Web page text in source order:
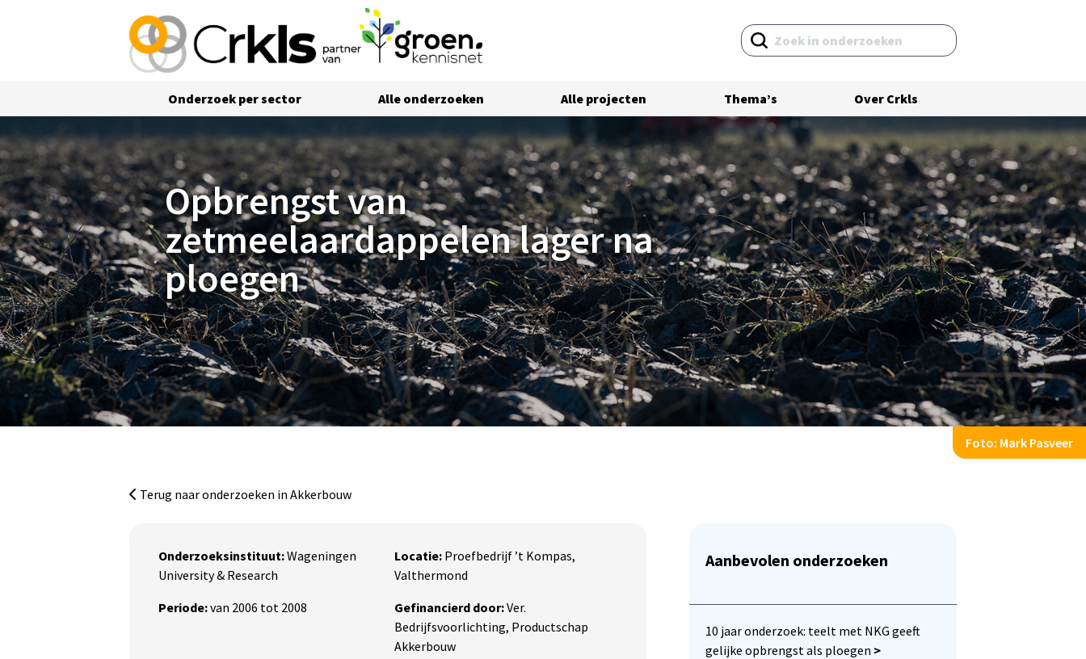
Onderzoek per sector Alle onderzoeken Alle projecten Thema’s Over Crkls
Opbrengst van zetmeelaardappelen lager na ploegen Volledig onderzoeksrapport
Opbrengst van
zetmeelaardappelen lager na
ploegen
Foto: Mark Pasveer
Terug naar onderzoeken in Akkerbouw
Onderzoeksinstituut:Wageningen
University & Research
Locatie: Proefbedrijf ’t Kompas,
Valthermond
Periode:van 2006 tot 2008 Gefinancierd door:Ver.
Bedrijfsvoorlichting, Productschap
Akkerbouw
Aanbevolen onderzoeken
10 jaar onderzoek: teelt met NKG geeft
gelijke opbrengst als ploegen >